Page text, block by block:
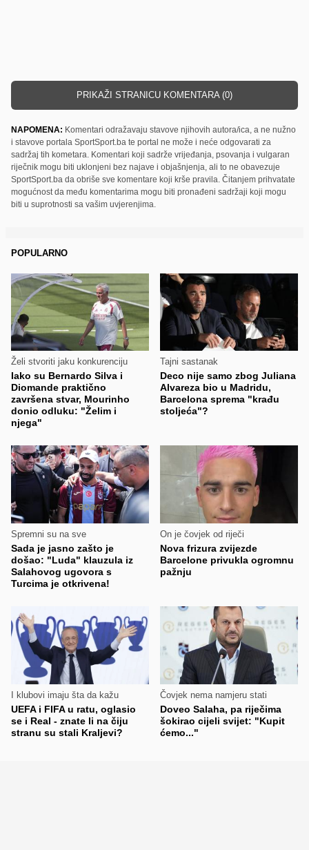
PRIKAŽI STRANICU KOMENTARA (0)
NAPOMENA: Komentari odražavaju stavove njihovih autora/ica, a ne nužno
i stavove portala SportSport.ba te portal ne može i neće odgovarati za
sadržaj tih kometara. Komentari koji sadrže vrijeđanja, psovanja i vulgaran
riječnik mogu biti uklonjeni bez najave i objašnjenja, ali to ne obavezuje
SportSport.ba da obriše sve komentare koji krše pravila. Čitanjem prihvatate
mogućnost da među komentarima mogu biti pronađeni sadržaji koji mogu
biti u suprotnosti sa vašim uvjerenjima.
POPULARNO
Želi stvoriti jaku konkurenciju
Iako su Bernardo Silva i
Diomande praktično
završena stvar, Mourinho
donio odluku: "Želim i
njega"
Tajni sastanak
Deco nije samo zbog Juliana
Alvareza bio u Madridu,
Barcelona sprema "krađu
stoljeća"?
Spremni su na sve
Sada je jasno zašto je
došao: "Luda" klauzula iz
Salahovog ugovora s
Turcima je otkrivena!
On je čovjek od riječi
Nova frizura zvijezde
Barcelone privukla ogromnu
pažnju
I klubovi imaju šta da kažu
UEFA i FIFA u ratu, oglasio
se i Real - znate li na čiju
stranu su stali Kraljevi?
Čovjek nema namjeru stati
Doveo Salaha, pa riječima
šokirao cijeli svijet: "Kupit
ćemo..."